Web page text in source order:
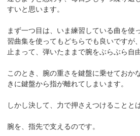
すいと思います。
まず一つ目は、いま練習している曲を使
習曲集を使ってもどちらでも良いですが
止まって、弾いたままで腕をぶらぶら自
このとき、腕の重さを鍵盤に乗せておか
きに鍵盤から指が離れてしまいます。
しかし決して、力で押さえつけることと
腕を、指先で支えるのです。